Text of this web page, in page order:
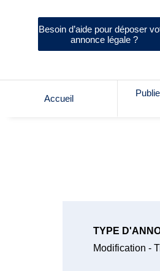
Besoin d’aide pour déposer
annonce légale ?
Accueil
TYPE
Modification -